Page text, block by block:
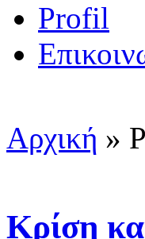
Profil
Αρχική »
Κρίση